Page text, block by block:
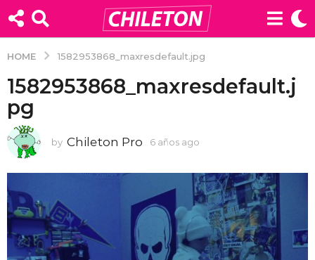
HOME 1582953868_maxresdefault.jpg
1582953868_maxresdefault.j
pg
by Chileton Pro 6 años ago
o
s
a
g
o